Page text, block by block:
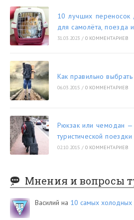
10 лучших
для самолёта, поезда
31.03.2023 / 0 КОММЕНТАРИЕВ
Как правильно
06.03.2015 / 0 КОММЕНТАРИЕВ
Рюкзак или чемодан
туристической поездки
02.10.2015 / 0 КОММЕНТАРИЕВ
Мнения и вопросы
Василий на 10 самых холодных